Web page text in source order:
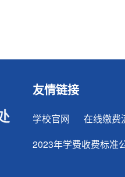
友情链接
学校官网 在线缴费
2023年学费收费标准